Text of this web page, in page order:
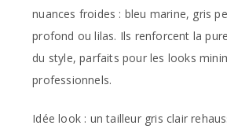
nuances froides : bleu marine, gris
profond ou lilas. Ils renforcent la
du style, parfaits pour les looks
professionnels.
Idée look : un tailleur gris clair